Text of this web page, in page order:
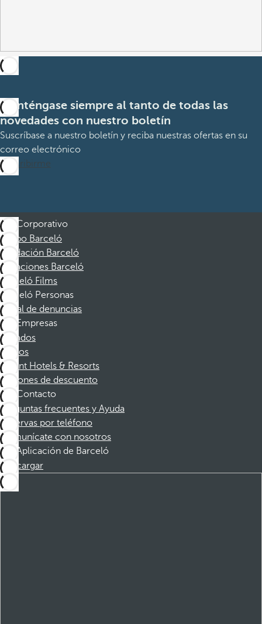
Manténgase siempre al tanto de todas las
novedades con nuestro boletín
Suscríbase a nuestro boletín y reciba nuestras ofertas en su
correo electrónico
Suscribirme
Corporativo
Grupo Barceló
Fundación Barceló
Vacaciones Barceló
Barceló Films
Barceló Personas
Canal de denuncias
Empresas
Afiliados
Socios
Dorint Hotels & Resorts
Cupones de descuento
Contacto
Preguntas frecuentes y Ayuda
Reservas por teléfono
Comunícate con nosotros
Aplicación de Barceló
Descargar